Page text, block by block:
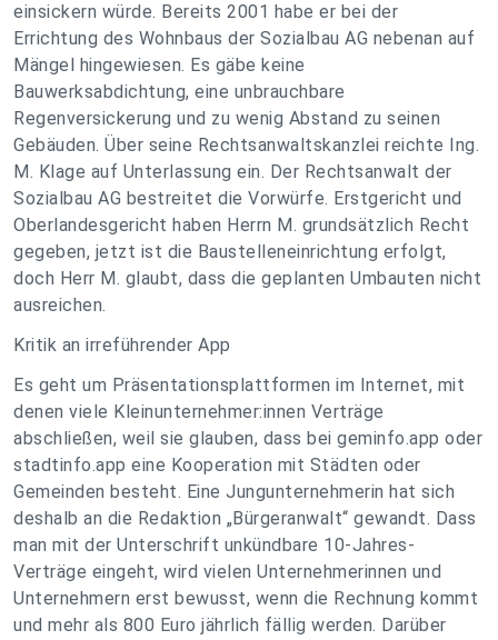
einsickern würde. Bereits 2001 habe er bei der
Errichtung des Wohnbaus der Sozialbau AG nebenan auf
Mängel hingewiesen. Es gäbe keine
Bauwerksabdichtung, eine unbrauchbare
Regenversickerung und zu wenig Abstand zu seinen
Gebäuden. Über seine Rechtsanwaltskanzlei reichte Ing.
M. Klage auf Unterlassung ein. Der Rechtsanwalt der
Sozialbau AG bestreitet die Vorwürfe. Erstgericht und
Oberlandesgericht haben Herrn M. grundsätzlich Recht
gegeben, jetzt ist die Baustelleneinrichtung erfolgt,
doch Herr M. glaubt, dass die geplanten Umbauten nicht
ausreichen.
Kritik an irreführender App
Es geht um Präsentationsplattformen im Internet, mit
denen viele Kleinunternehmer:innen Verträge
abschließen, weil sie glauben, dass bei geminfo.app oder
stadtinfo.app eine Kooperation mit Städten oder
Gemeinden besteht. Eine Jungunternehmerin hat sich
deshalb an die Redaktion „Bürgeranwalt“ gewandt. Dass
man mit der Unterschrift unkündbare 10-Jahres-
Verträge eingeht, wird vielen Unternehmerinnen und
Unternehmern erst bewusst, wenn die Rechnung kommt
und mehr als 800 Euro jährlich fällig werden. Darüber